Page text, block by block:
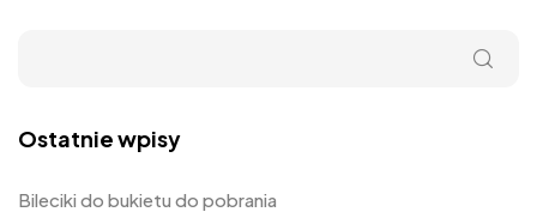
Ostatnie wpisy
Bileciki do bukietu do pobrania